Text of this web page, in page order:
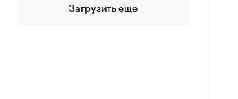
Загрузить еще